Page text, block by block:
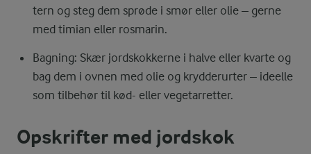
tern og steg dem sprøde i smør eller olie – gerne
med timian eller rosmarin.
Bagning: Skær jordskokkerne i halve eller kvarte og
bag dem i ovnen med olie og krydderurter – ideelle
som tilbehør til kød- eller vegetarretter.
Opskrifter med jordskok